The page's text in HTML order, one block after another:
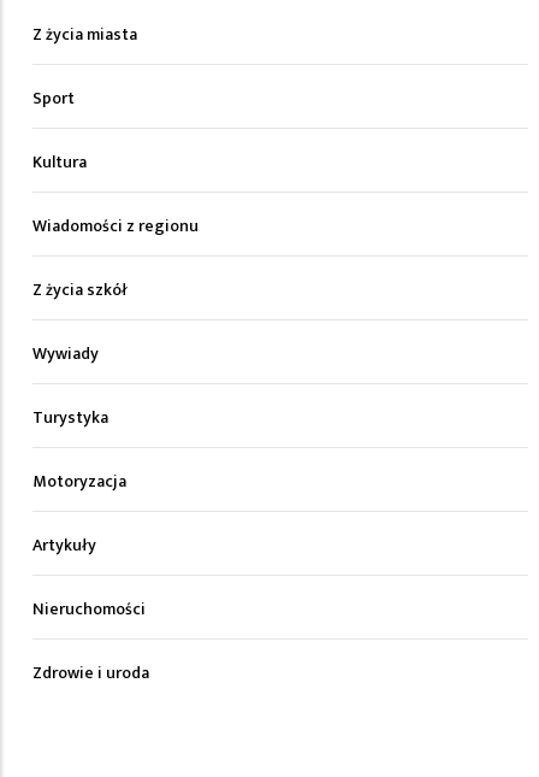
Z życia miasta
Sport
Kultura
Wiadomości z regionu
Z życia szkół
Wywiady
Turystyka
Motoryzacja
Artykuły
Nieruchomości
Zdrowie i uroda